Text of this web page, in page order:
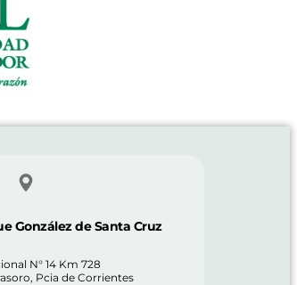
González de Santa Cruz
N° 14 Km 728
Pcia de Corrientes